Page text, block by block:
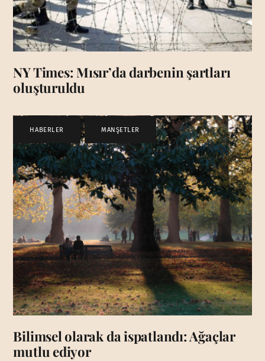
NY Times: Mısır’da darbenin şartları
oluşturuldu
HABERLER , MANŞETLER
Bilimsel olarak da ispatlandı: Ağaçlar
mutlu ediyor